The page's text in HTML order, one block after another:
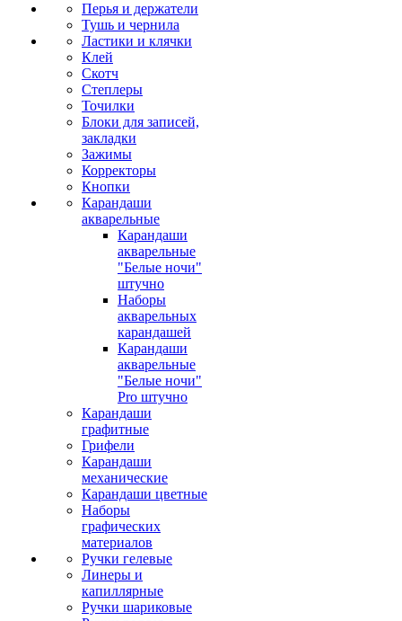
Перья и держатели
Тушь и чернила
Ластики и клячки
Клей
Скотч
Степлеры
Точилки
Блоки для записей,
закладки
Зажимы
Корректоры
Кнопки
Карандаши
акварельные
Карандаши
акварельные
"Белые ночи"
штучно
Наборы
акварельных
карандашей
Карандаши
акварельные
"Белые ночи"
Pro штучно
Карандаши
графитные
Грифели
Карандаши
механические
Карандаши цветные
Наборы
графических
материалов
Ручки гелевые
Линеры и
капиллярные
Ручки шариковые